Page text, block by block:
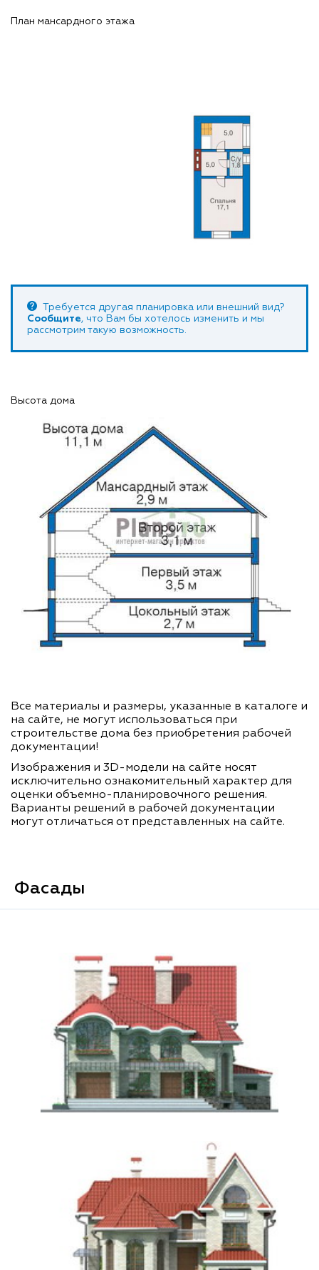
План мансардного этажа
Требуется другая планировка или внешний вид?
Сообщите, что Вам бы хотелось изменить и мы
рассмотрим такую возможность.
Высота дома
Все материалы и размеры, указанные в каталоге и
на сайте, не могут использоваться при
строительстве дома без приобретения рабочей
документации!
Изображения и 3D-модели на сайте носят
исключительно ознакомительный характер для
оценки объемно-планировочного решения.
Варианты решений в рабочей документации
могут отличаться от представленных на сайте.
Фасады